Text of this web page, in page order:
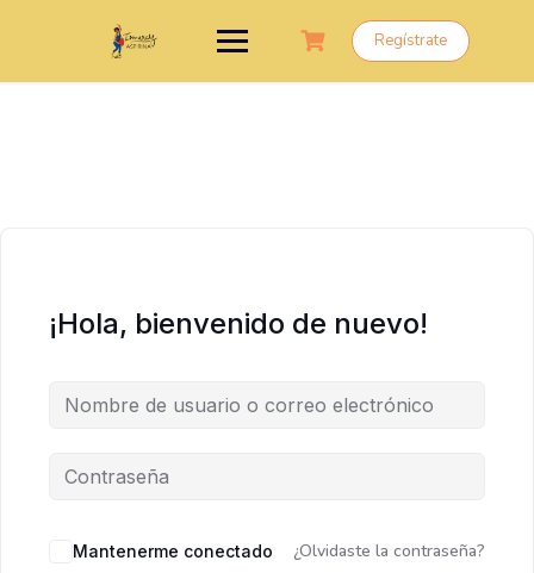
Regístrate
¡Hola, bienvenido de nuevo!
Mantenerme conectado ¿Olvidaste la contraseña?